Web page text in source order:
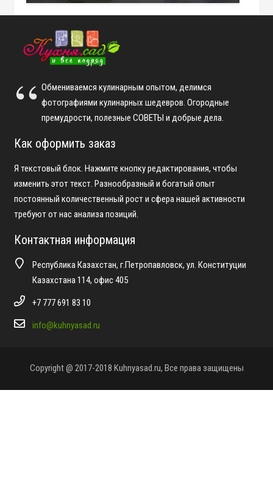
Обмениваемся кулинарным опытом, делимся
фотографиями кулинарных шедевров. Огородные
премудрости, полезные СОВЕТЫ и добрые дела.
Как оформить заказ
Я текстовый блок. Нажмите кнопку редактирования, чтобы
изменить этот текст. Разнообразный и богатый опыт
постоянный количественный рост и сфера нашей активности
требуют от нас анализа позиций.
Контактная информация
Республика Казахстан, г.Петропавловск, ул. Конституции
Казахстана 114, офис 405
+7 777 691 83 10
info@kuhnyasad.ru
Copyright @ 2017-2018 Kuhnyasad.ru, Все права защищены